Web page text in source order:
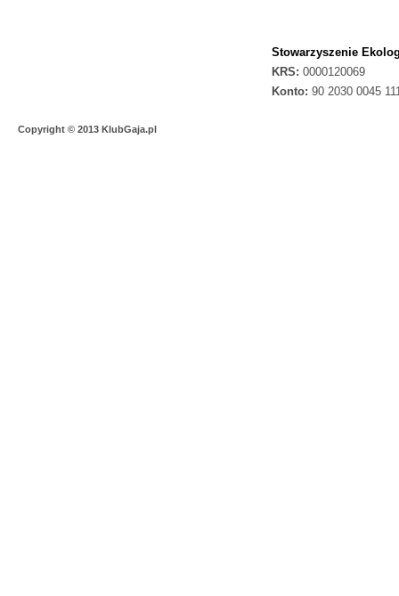
Stowarzyszenie
KRS: 0000120069
Konto: 90 2030 0045
Copyright © 2013 KlubGaja.pl